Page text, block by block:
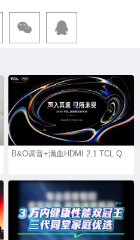
B&O调音+满血HDMI 2.1 TCL Q...